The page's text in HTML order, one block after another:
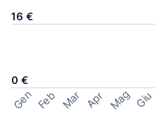
16 €
0 €
Gen Feb Mar Apr Mag Giu